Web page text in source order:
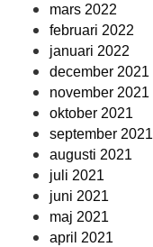
mars 2022
februari 2022
januari 2022
december 2021
november 2021
oktober 2021
september 2021
augusti 2021
juli 2021
juni 2021
maj 2021
april 2021